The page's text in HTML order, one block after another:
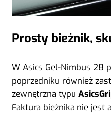
Prosty bieżnik,
W Asics Gel-Nimbus 28
poprzedniku również
zewnętrzną typu
Faktura bieżnika nie jest